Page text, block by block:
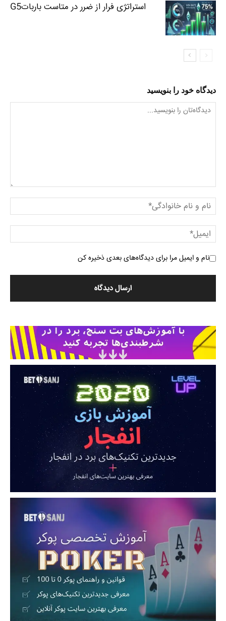
استراتژی فرار از ضرر در متاست بارباتG5
دیدگاه خود را بنویسید
نام و ایمیل مرا برای دیدگاه‌های بعدی ذخیره کن